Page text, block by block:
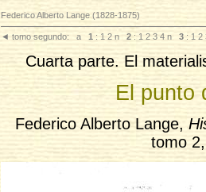
Federico Alberto Lange (1828-1875)
◄ tomo segundo: a 1 : 1 2 n 2 : 1 2 3 4 n 3 : 1 2
Cuarta parte. El
El punto
Federico Alberto Lange,
tomo